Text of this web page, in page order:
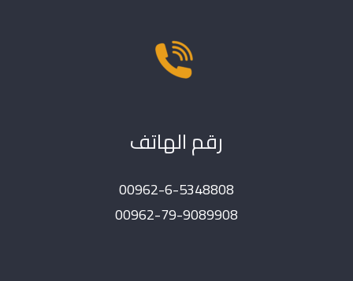
رقم الهاتف
00962-6-5348808
00962-79-9089908